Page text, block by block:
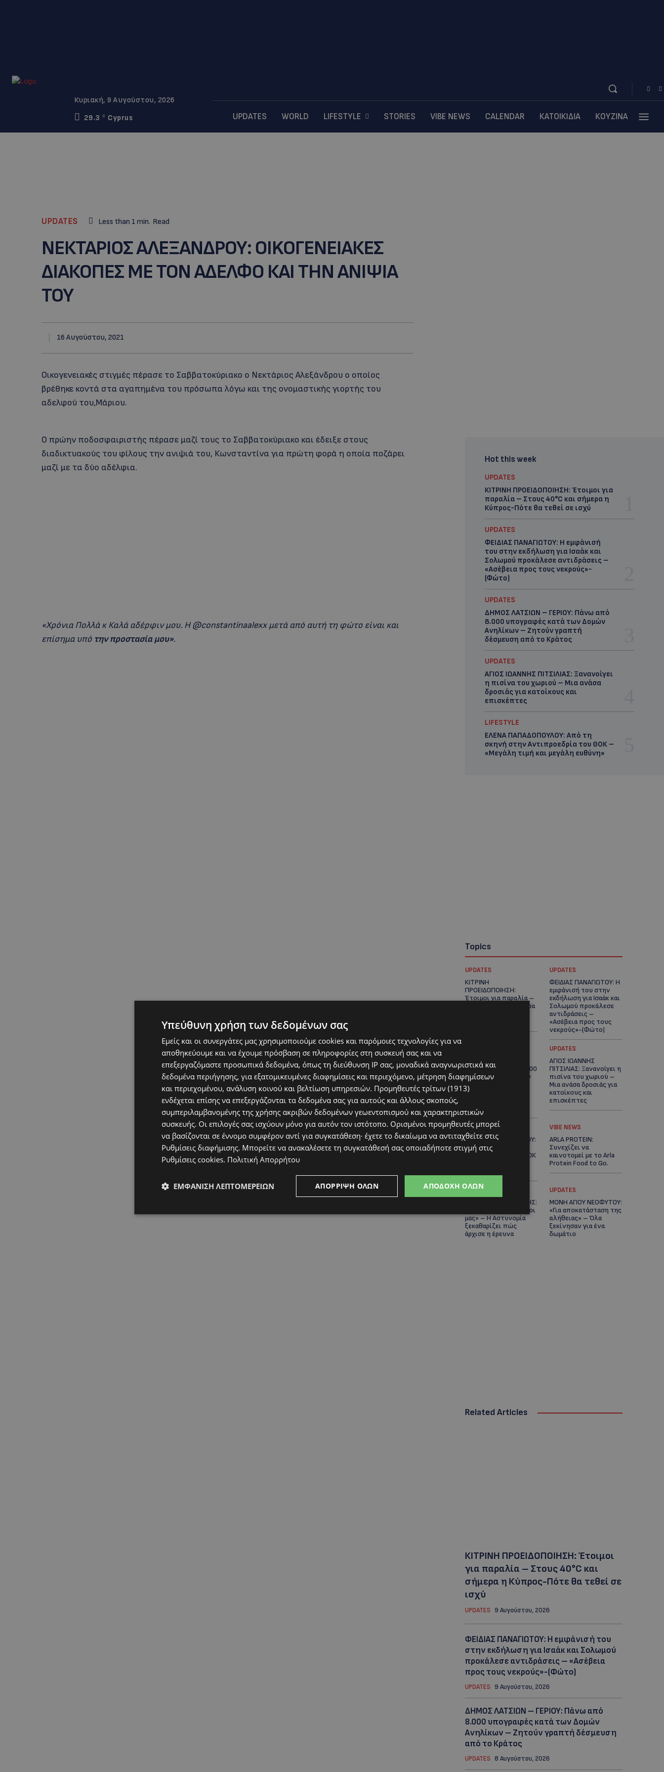
Κυριακή, 9 Αυγούστου, 2026
29.3
C Cyprus UPDATES WORLD LIFESTYLE STORIES VIBE NEWS CALENDAR ΚΑΤΟΙΚΙΔΙΑ ΚΟΥΖΙΝΑ
UPDATES Less than 1 min. Read
ΝΕΚΤΑΡΙΟΣ ΑΛΕΞΑΝΔΡΟΥ: OIKOΓΕΝΕΙΑΚΕΣ
ΔΙΑΚΟΠΕΣ ΜΕ ΤΟΝ ΑΔΕΛΦΟ ΚΑΙ ΤΗΝ ΑΝIΨΙΑ
ΤΟΥ
16 Αυγούστου, 2021
Οικογενειακές στιγμές πέρασε το Σαββατοκύριακο ο Νεκτάριος Αλεξάνδρου ο οποίος
βρέθηκε κοντά στα αγαπημένα του πρόσωπα λόγω και της ονομαστικής γιορτής τoυ
αδελφού του,Μάριου.
Ο πρώην ποδοσφαιριστής πέρασε μαζί τους το Σαββατοκύριακο και έδειξε στους
διαδικτυακούς του φίλους την ανιψιά του, Κωνσταντίνα για πρώτη φορά η οποία ποζάρει
μαζί με τα δύο αδέλφια.
«Χρόνια Πολλά κ Καλά αδέρφιν μου. Η @constantinaalexx μετά από αυτή τη φώτο είναι και
επίσημα υπό την προστασία μου».
Hot this week
UPDATES
ΚΙΤΡΙΝΗ ΠΡΟΕΙΔΟΠΟΙΗΣΗ: Έτοιμοι για
παραλία – Στους 40°C και σήμερα η
Κύπρος-Πότε θα τεθεί σε ισχύ
UPDATES
ΦΕΙΔΙΑΣ ΠΑΝΑΓΙΩΤΟΥ: Η εμφάνισή
του στην εκδήλωση για Ισαάκ και
Σολωμού προκάλεσε αντιδράσεις –
«Ασέβεια προς τους νεκρούς»-
(Φώτο)
UPDATES
ΔΗΜΟΣ ΛΑΤΣΙΩΝ – ΓΕΡΙΟΥ: Πάνω από
8.000 υπογραφές κατά των Δομών
Ανηλίκων – Ζητούν γραπτή
δέσμευση από το Κράτος
UPDATES
ΑΓΙΟΣ ΙΩΑΝΝΗΣ ΠΙΤΣΙΛΙΑΣ: Ξανανοίγει
η πισίνα του χωριού – Μια ανάσα
δροσιάς για κατοίκους και
επισκέπτες
LIFESTYLE
ΕΛΕΝΑ ΠΑΠΑΔΟΠΟΥΛΟΥ: Από τη
σκηνή στην Αντιπροεδρία του ΘΟΚ –
«Μεγάλη τιμή και μεγάλη ευθύνη»
Topics
UPDATES
ΚΙΤΡΙΝΗ
ΠΡΟΕΙΔΟΠΟΙΗΣΗ:
Έτοιμοι για παραλία –
Στους 40°C και σήμερα
UPDATES
ΦΕΙΔΙΑΣ ΠΑΝΑΓΙΩΤΟΥ: Η
εμφάνισή του στην
εκδήλωση για Ισαάκ και
Σολωμού προκάλεσε
αντιδράσεις –
«Ασέβεια προς τους
νεκρούς»-(Φώτο)
ΔΗΜΟΣ ΛΑΤΣΙΩΝ –
ΓΕΡΙΟΥ: Πάνω από 8.000
υπογραφές κατά των
Δομών Ανηλίκων –
Ζητούν γραπτή
Κράτος
UPDATES
ΑΓΙΟΣ ΙΩΑΝΝΗΣ
ΠΙΤΣΙΛΙΑΣ: Ξανανοίγει η
πισίνα του χωριού –
Μια ανάσα δροσιάς για
κατοίκους και
επισκέπτες
LIFESTYLE
ΕΛΕΝΑ ΠΑΠΑΔΟΠΟΥΛΟΥ:
Από τη σκηνή στην
Αντιπροεδρία του ΘΟΚ
VIBE NEWS
ARLA PROTEIN:
Συνεχίζει να
καινοτομεί με το Arla
Protein Food to Go.
UPDATES
ΜΑΚΑΡΙΟΣ ΔΡΟΥΣΙΩΤΗΣ:
«Δεν ξεκινήσαμε μόνοι
μας» – Η Αστυνομία
ξεκαθαρίζει πώς
άρχισε η έρευνα
UPDATES
ΜΟΝΗ ΑΓΙΟΥ ΝΕΟΦΥΤΟΥ:
«Για αποκατάσταση της
αλήθειας» – Όλα
ξεκίνησαν για ένα
δωμάτιο
Related Articles
ΚΙΤΡΙΝΗ ΠΡΟΕΙΔΟΠΟΙΗΣΗ: Έτοιμοι
για παραλία – Στους 40°C και
σήμερα η Κύπρος-Πότε θα τεθεί σε
ισχύ
UPDATES 9 Αυγούστου, 2026
ΦΕΙΔΙΑΣ ΠΑΝΑΓΙΩΤΟΥ: Η εμφάνισή του
στην εκδήλωση για Ισαάκ και Σολωμού
προκάλεσε αντιδράσεις – «Ασέβεια
προς τους νεκρούς»-(Φώτο)
UPDATES 9 Αυγούστου, 2026
ΔΗΜΟΣ ΛΑΤΣΙΩΝ – ΓΕΡΙΟΥ: Πάνω από
8.000 υπογραφές κατά των Δομών
Ανηλίκων – Ζητούν γραπτή δέσμευση
από το Κράτος
UPDATES 8 Αυγούστου, 2026
Υπεύθυνη χρήση των δεδομένων σας
Εμείς και οι συνεργάτες μας χρησιμοποιούμε cookies και παρόμοιες τεχνολογίες για να
αποθηκεύουμε και να έχουμε πρόσβαση σε πληροφορίες στη συσκευή σας και να
επεξεργαζόμαστε προσωπικά δεδομένα, όπως τη διεύθυνση IP σας, μοναδικά αναγνωριστικά και
δεδομένα περιήγησης, για εξατομικευμένες διαφημίσεις και περιεχόμενο, μέτρηση διαφημίσεων
και περιεχομένου, ανάλυση κοινού και βελτίωση υπηρεσιών. Προμηθευτές τρίτων (1913)
ενδέχεται επίσης να επεξεργάζονται τα δεδομένα σας για αυτούς και άλλους σκοπούς,
συμπεριλαμβανομένης της χρήσης ακριβών δεδομένων γεωεντοπισμού και χαρακτηριστικών
συσκευής. Οι επιλογές σας ισχύουν μόνο για αυτόν τον ιστότοπο. Ορισμένοι προμηθευτές μπορεί
να βασίζονται σε έννομο συμφέρον αντί για συγκατάθεση· έχετε το δικαίωμα να αντιταχθείτε στις
Ρυθμίσεις διαφήμισης. Μπορείτε να ανακαλέσετε τη συγκατάθεσή σας οποιαδήποτε στιγμή στις
Ρυθμίσεις cookies. Πολιτική Απορρήτου
ΑΠΟΔΟΧΉ ΌΛΩΝ
ΑΠΌΡΡΙΨΗ ΌΛΩΝ
ΕΜΦΆΝΙΣΗ ΛΕΠΤΟΜΕΡΕΙΏΝ